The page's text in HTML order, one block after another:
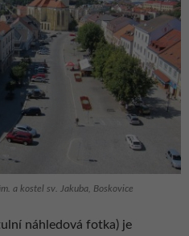
a kostel sv. Jakuba, Boskovice
náhledová fotka) je